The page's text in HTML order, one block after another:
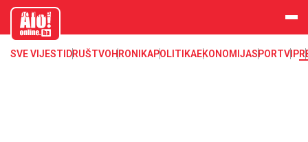
aloonline.b
SVE VIJESTI DRUŠTVOHRONIKAPOLITIKAEKONOMIJASPORTVIP